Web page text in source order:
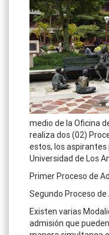
medio de la Oficina
realiza dos (02)
estos, los aspirantes
Universidad de Los
Primer Proceso de
Segundo Proceso
Existen varias
admisión que